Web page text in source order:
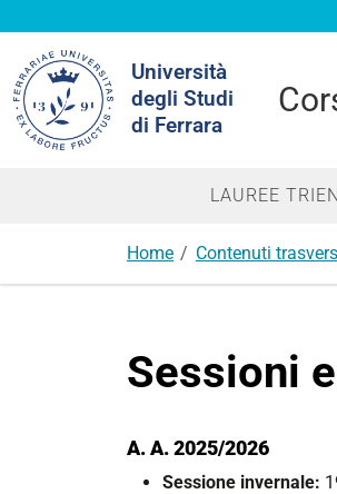
Università
degli Studi
di Ferrara
nel
sito
LAUREE
Home Contenuti
Sessioni
A. A. 2025/2026
Sessione invernale: